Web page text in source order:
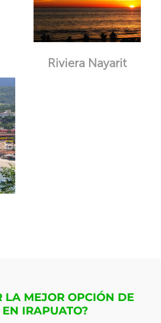
Riviera Nayarit
LA MEJOR OPCIÓN DE
IRAPUATO?